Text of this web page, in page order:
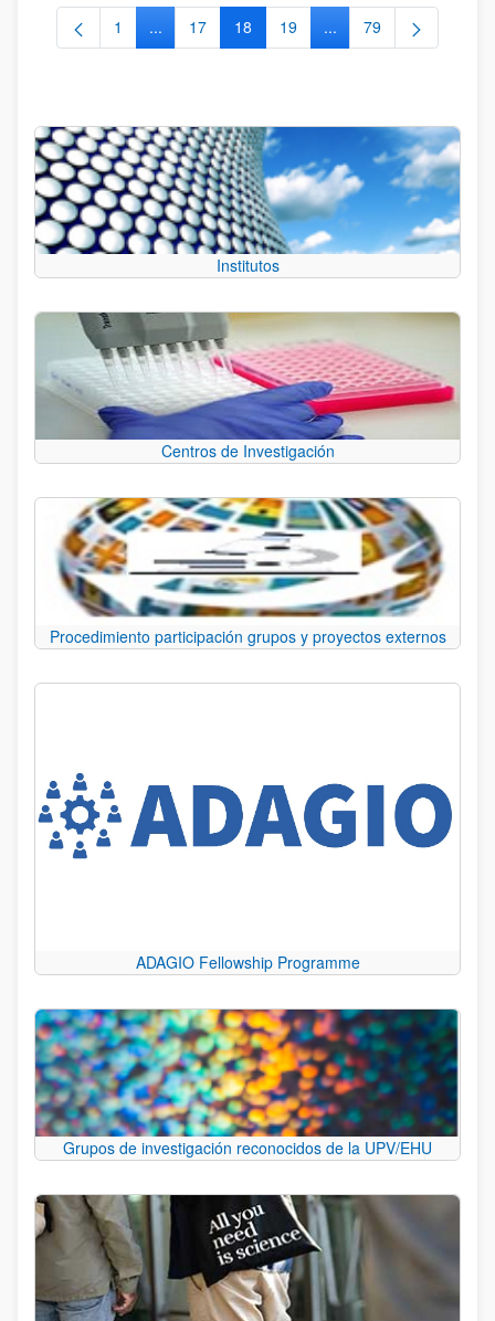
Página
1 ...Páginas intermedias Use TAB para desplazarse.
Página
17 Página
18 Página
19 ...Páginas intermedias
Página
79
Institutos
Centros de Investigación
Procedimiento participación grupos y proyectos externos
ADAGIO Fellowship Programme
Grupos de investigación reconocidos de la UPV/EHU